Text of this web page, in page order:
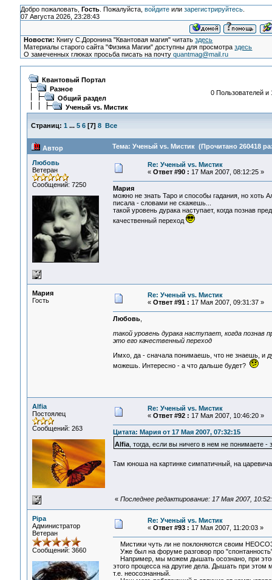
Добро пожаловать, Гость. Пожалуйста, войдитеили зарегистрируйтесь.
07 Августа 2026, 23:28:43
Новости: Книгу С.Доронина "Квантовая магия" читатьздесь
Материалы старого сайта "Физика Магии" доступны для просмотраздесь
О замеченных глюках просьба писать на почтуquantmag@mail.ru
Квантовый Портал
Разное
Общий раздел
Ученый vs. Мистик
0 Пользователей и
Страниц: 1 ... 5 6[7] 8 Все
Автор Тема: Ученый vs. Мистик (Прочитано 260418
Любовь
Ветеран
Сообщений: 7250
Re: Ученый vs. Мистик
« Ответ #90 : 17 Мая 2007, 08:12:25 »
Мария
можно не знать Таро и способы гадания, но хоть
писала - словами не скажешь...
такой уровень дурака наступает, когда познав
качественный переход
Мария
Гость
Re: Ученый vs. Мистик
« Ответ #91 : 17 Мая 2007, 09:31:37 »
Любовь,
такой уровень дурака наступает, когда
это его качественный переход
Имхо, да - сначала понимаешь, что не знаешь, и
можешь. Интересно - а что дальше будет?
Alfia
Постоялец
Сообщений: 263
Re: Ученый vs. Мистик
« Ответ #92 : 17 Мая 2007, 10:46:20 »
Цитата: Мария от 17 Мая 2007, 07:32:15
Alfia, тогда, если вы ничего в нем не понимаете
Там юноша на картинке симпатичный, на
« Последнее редактирование: 17 Мая 2007,
Pipa
Администратор
Ветеран
Сообщений: 3660
Re: Ученый vs. Мистик
« Ответ #93 : 17 Мая 2007, 11:20:03 »
Мистики чуть ли не поклоняются своим
Уже был на форуме разговор про
Например, мы можем дышать осознано, при
этого процесса на другие дела. Дышать при этом
т.е. неосознанный.